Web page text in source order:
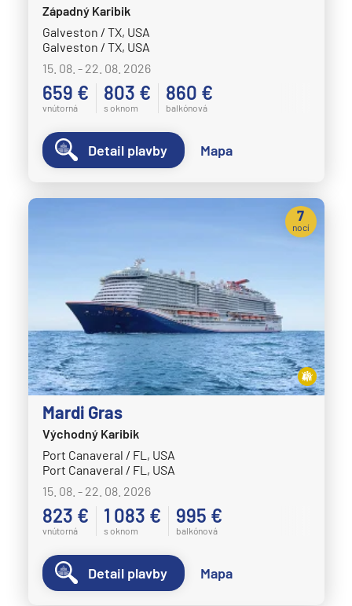
Západný Karibik
Galveston / TX, USA
Galveston / TX, USA
15. 08. - 22. 08. 2026
659 €
vnútorná
803 €
s oknom
860 €
balkónová
Detail plavby Mapa
Mardi Gras
Východný Karibik
Port Canaveral / FL, USA
Port Canaveral / FL, USA
15. 08. - 22. 08. 2026
823 €
vnútorná
1 083 €
s oknom
995 €
balkónová
7
nocí
Detail plavby Mapa